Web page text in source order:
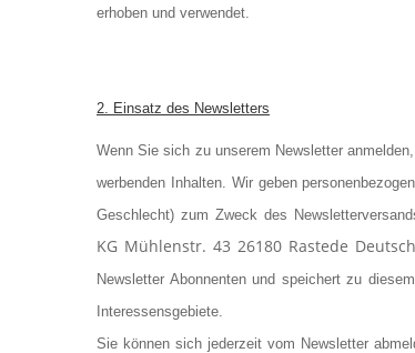
erhoben und verwendet.
2. Einsatz des Newsletters
Wenn Sie sich zu unserem Newsletter
werbenden Inhalten. Wir geben
Geschlecht) zum Zweck des
KG Mühlenstr. 43 26180 Rastede
Newsletter Abonnenten und speichert zu
Interessensgebiete.
Sie können sich jederzeit vom Newsletter